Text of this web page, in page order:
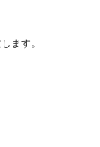
ます。